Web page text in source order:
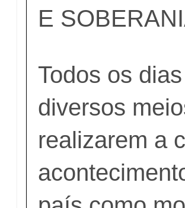
E
Todos os
diversos
realizarem a